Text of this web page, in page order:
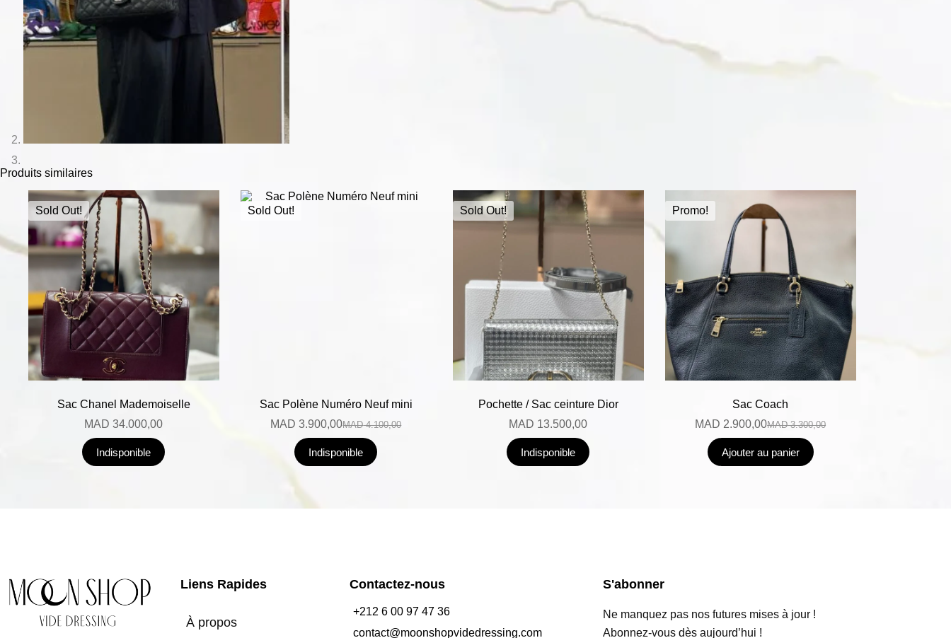
Produits similaires
Sold Out!
Sac Chanel Mademoiselle
MAD 34.000,00
Indisponible
Sold Out!
Sac Polène Numéro Neuf mini
MAD4.100,00
MAD 3.900,00
Indisponible
Sold Out!
Pochette / Sac ceinture Dior
MAD 13.500,00
Indisponible
Promo!
Sac Coach
MAD3.300,00
MAD 2.900,00
Ajouter au panier
Liens Rapides
À propos
Contactez-nous
+212 6 00 97 47 36
contact@moonshopvidedressing.com
S'abonner
Ne manquez pas nos futures mises à jour !
Abonnez-vous dès aujourd’hui !